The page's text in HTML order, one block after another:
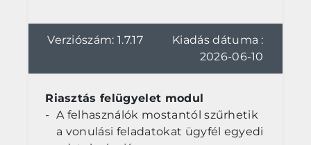
Verziószám: 1.7.17
Kiadás dátuma :
2026-06-10
Riasztás felügyelet modul
A felhasználók mostantól szűrhetik
a vonulási feladatokat ügyfél egyedi